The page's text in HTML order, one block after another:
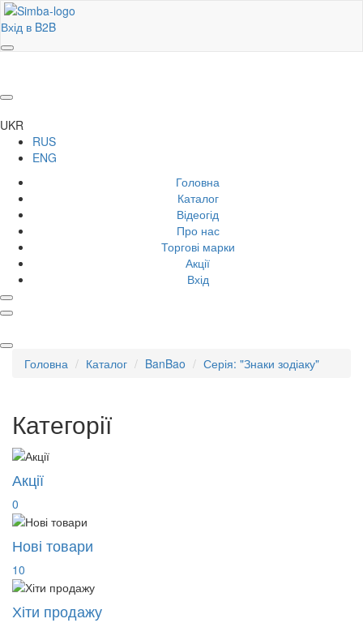
Вхід в B2B
UKR
RUS
ENG
Головна
Каталог
Відеогід
Про нас
Торгові марки
Акції
Вхід
Головна Каталог BanBao Серія: "Знаки зодіаку"
Категорії
Акції
0
Нові товари
10
Хіти продажу